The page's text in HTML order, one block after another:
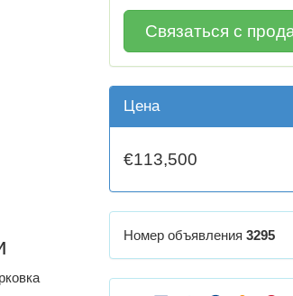
Связаться с
Цена
€113,500
Номер объявления 3295